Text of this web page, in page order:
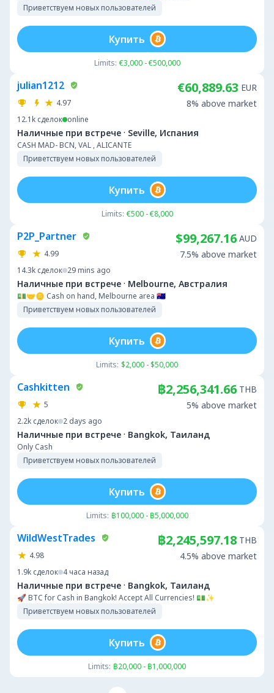
Приветствуем новых пользователей
Limits: €3,000 - €500,000
Купить
julian1212
4.97
12.1k сделок online
Наличные при встрече · Seville, Испания
CASH MAD- BCN, VAL , ALICANTE
Приветствуем новых пользователей
€60,889.63 EUR
8% above market
Limits: €500 - €8,000
Купить
P2P_Partner
4.99
14.3k сделок 29 mins ago
Наличные при встрече · Melbourne, Австралия
💵🤝🪙 Cash on hand, Melbourne area 🇦🇺
Приветствуем новых пользователей
$99,267.16 AUD
7.5% above market
Limits: $2,000 - $50,000
Купить
Cashkitten
5
2.2k сделок 2 days ago
Наличные при встрече · Bangkok, Таиланд
Only Cash
Приветствуем новых пользователей
฿2,256,341.66 THB
5% above market
Limits: ฿100,000 - ฿5,000,000
Купить
WildWestTrades
4.98
1.9k сделок 4 часа назад
Наличные при встрече · Bangkok, Таиланд
🚀 BTC for Cash in Bangkok! Accept All Currencies! 💵✨
Приветствуем новых пользователей
฿2,245,597.18 THB
4.5% above market
Limits: ฿20,000 - ฿1,000,000
Купить